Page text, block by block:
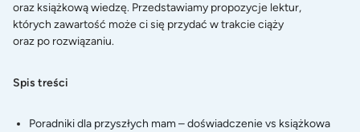
oraz książkową wiedzę. Przedstawiamy propozycje lektur,
których zawartość może ci się przydać w trakcie ciąży
oraz po rozwiązaniu.
Spis treści
Poradniki dla przyszłych mam – doświadczenie vs książkowa